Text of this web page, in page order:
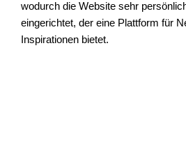
wodurch die Website sehr
eingerichtet, der eine Plattform für
Inspirationen bietet.